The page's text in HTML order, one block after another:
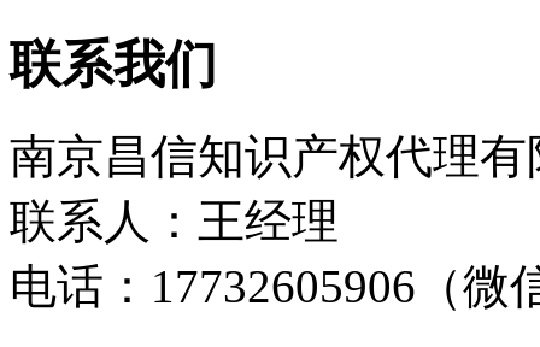
联系我们
南京昌信知识产权代理有
联系人：王经理
电话：17732605906（微